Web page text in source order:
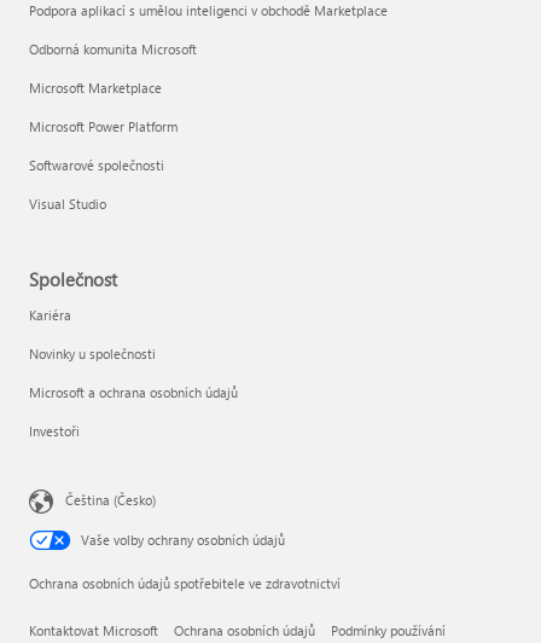
Podpora aplikací s umělou inteligenci v obchodě Marketplace
Odborná komunita Microsoft
Microsoft Marketplace
Microsoft Power Platform
Softwarové společnosti
Visual Studio
Společnost
Kariéra
Novinky u společnosti
Microsoft a ochrana osobních údajů
Investoři
Čeština (Česko)
Vaše volby ochrany osobních údajů
Ochrana osobních údajů spotřebitele ve zdravotnictví
Kontaktovat Microsoft Ochrana osobních údajů Podmínky používání